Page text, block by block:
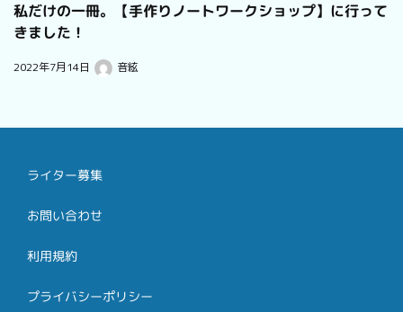
私だけの一冊。【手作りノートワークショップ】に行って
きました！
2022年7月14日 音絃
ライター募集
お問い合わせ
利用規約
プライバシーポリシー